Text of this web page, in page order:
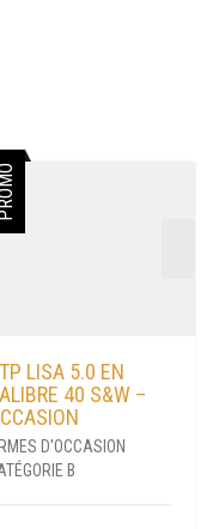
LISA 5.0 EN
40 S&W –
D'OCCASION
B